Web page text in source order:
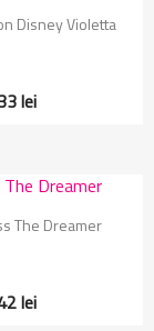
rapida
Disney Violetta
lei
rapida
The Dreamer
lei